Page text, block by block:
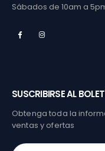
Sábados de 10am a
SUSCRIBIRSE AL
Obtenga toda la
ventas y ofertas